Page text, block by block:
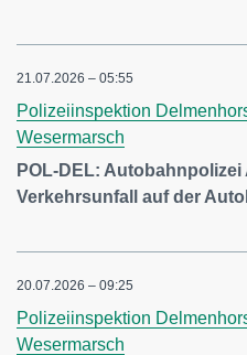
21.07.2026 – 05:55
Polizeiinspektion
Wesermarsch
POL-DEL:
Verkehrsunfall auf der
20.07.2026 – 09:25
Polizeiinspektion
Wesermarsch